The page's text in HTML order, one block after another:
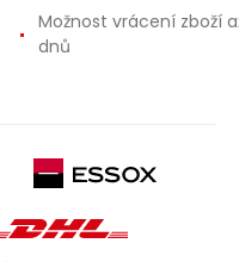
Možnost vrácení zboží
dnů